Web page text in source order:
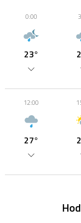
0:00
23°
12:00
27°